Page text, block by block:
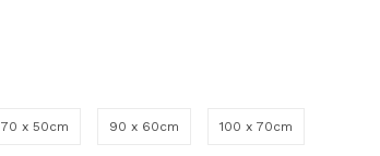
70 x 50cm 90 x 60cm 100 x 70cm